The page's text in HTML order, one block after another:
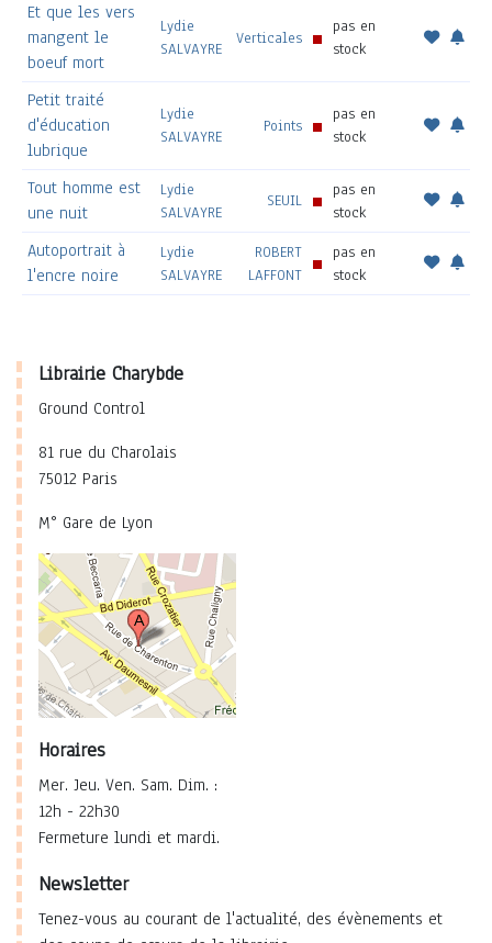
Et que les vers
mangent le
boeuf mort
Lydie
SALVAYRE
Verticales
pas en
stock
Petit traité
d'éducation
lubrique
Lydie
SALVAYRE
Points
pas en
stock
Tout homme est
une nuit
Lydie
SALVAYRE
SEUIL
pas en
stock
Autoportrait à
l'encre noire
Lydie
SALVAYRE
ROBERT
LAFFONT
pas en
stock
Librairie Charybde
Ground Control
81 rue du Charolais
75012 Paris
M° Gare de Lyon
Horaires
Mer. Jeu. Ven. Sam. Dim. :
12h - 22h30
Fermeture lundi et mardi.
Newsletter
Tenez-vous au courant de l'actualité, des évènements et